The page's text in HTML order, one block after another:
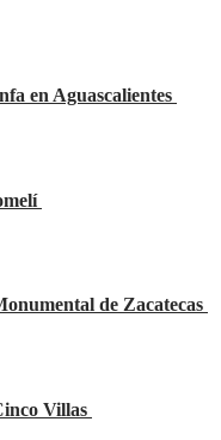
en Aguascalientes
de Zacatecas
Villas